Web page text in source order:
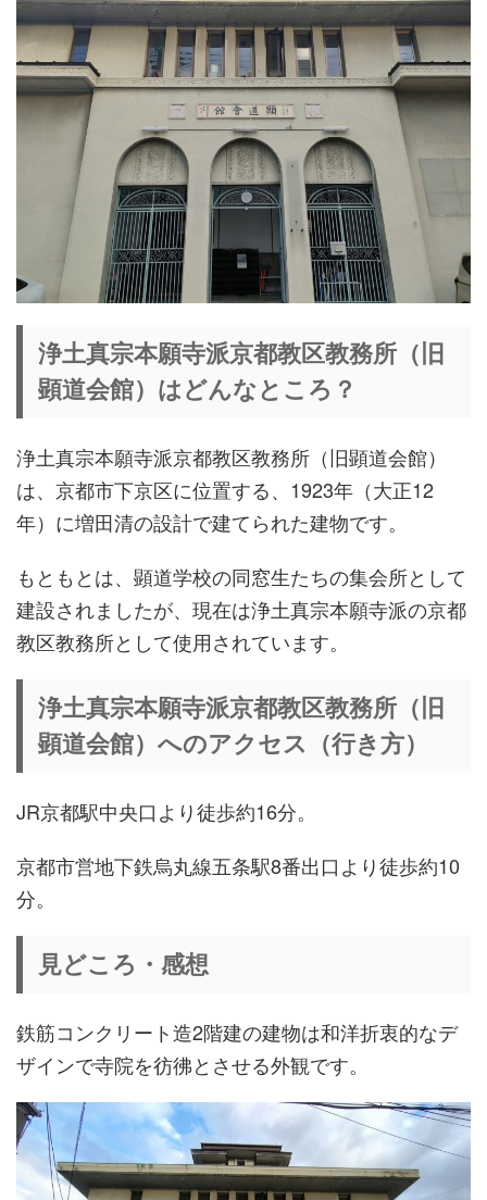
浄土真宗本願寺派京都教区教務所（旧
顕道会館）はどんなところ？
浄土真宗本願寺派京都教区教務所（旧顕道会館）
は、京都市下京区に位置する、1923年（大正12
年）に増田清の設計で建てられた建物です。
もともとは、顕道学校の同窓生たちの集会所として
建設されましたが、現在は浄土真宗本願寺派の京都
教区教務所として使用されています。
浄土真宗本願寺派京都教区教務所（旧
顕道会館）へのアクセス（行き方）
JR京都駅中央口より徒歩約16分。
京都市営地下鉄烏丸線五条駅8番出口より徒歩約10
分。
見どころ・感想
鉄筋コンクリート造2階建の建物は和洋折衷的なデ
ザインで寺院を彷彿とさせる外観です。